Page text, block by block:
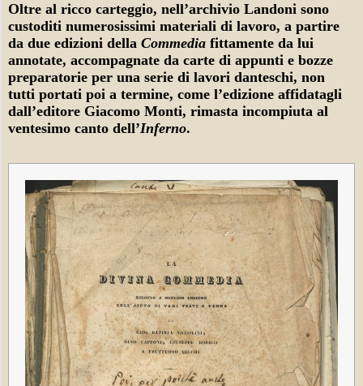
Oltre al ricco carteggio, nell’archivio Landoni sono
custoditi numerosissimi materiali di lavoro, a partire
da due edizioni della Commedia fittamente da lui
annotate, accompagnate da carte di appunti e bozze
preparatorie per una serie di lavori danteschi, non
tutti portati poi a termine, come l’edizione affidatagli
dall’editore Giacomo Monti, rimasta incompiuta al
ventesimo canto dell’Inferno.